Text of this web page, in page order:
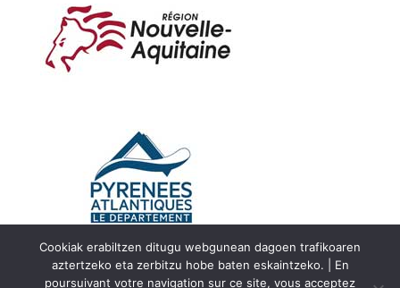
Cookiak erabiltzen ditugu webgunean dagoen trafikoaren
aztertzeko eta zerbitzu hobe baten eskaintzeko. | En
poursuivant votre navigation sur ce site, vous acceptez